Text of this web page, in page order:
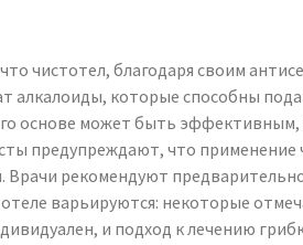
чистотел, благодаря своим
алкалоиды, которые способны
основе может быть
предупреждают, что применение
Врачи рекомендуют
варьируются: некоторые
и подход к лечению